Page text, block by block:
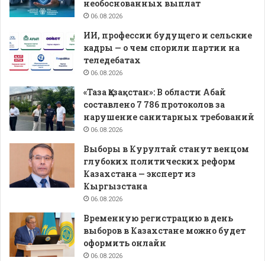
необоснованных выплат
06.08.2026
ИИ, профессии будущего и сельские
кадры — о чем спорили партии на
теледебатах
06.08.2026
«Таза Қазақстан»: В области Абай
составлено 7 786 протоколов за
нарушение санитарных требований
06.08.2026
Выборы в Курултай станут венцом
глубоких политических реформ
Казахстана — эксперт из
Кыргызстана
06.08.2026
Временную регистрацию в день
выборов в Казахстане можно будет
оформить онлайн
06.08.2026